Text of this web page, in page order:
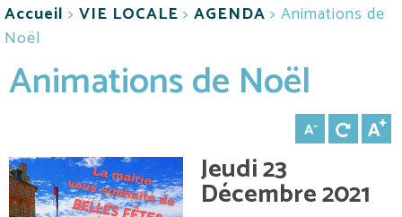
Accueil > VIE LOCALE > AGENDA > Animations de
Noël
Animations de Noël
Jeudi 23
Décembre 2021